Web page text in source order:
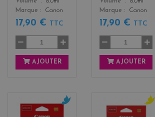
Marque
Canon
17,90 € TTC
AJOUTER
Marque
Canon
17,90 € TTC
AJOUTER